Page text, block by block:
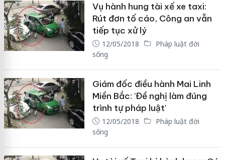
Vụ hành hung tài xế xe taxi:
Rút đơn tố cáo, Công an vẫn
tiếp tục xử lý
12/05/2018
Pháp luật đời
sống
Giám đốc điều hành Mai Linh
Miền Bắc: 'Đề nghị làm đúng
trình tự pháp luật'
12/05/2018
Pháp luật đời
sống